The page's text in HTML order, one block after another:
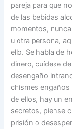
pareja para que
de las bebidas
momentos,
u otra persona,
ello. Se habla de
dinero, cuídese
desengaño
chismes engaños
de ellos, hay un
secretos, piense
prisión o